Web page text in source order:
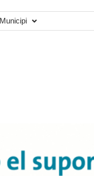
Municipi